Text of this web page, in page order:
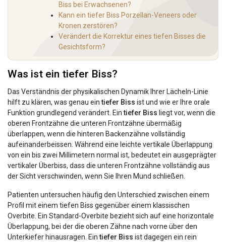
Biss bei Erwachsenen?
Kann ein tiefer Biss Porzellan-Veneers oder
Kronen zerstören?
Verändert die Korrektur eines tiefen Bisses die
Gesichtsform?
Was ist ein tiefer Biss?
Das Verständnis der physikalischen Dynamik Ihrer Lächeln-Linie
hilft zu klären, was genau eintiefer Biss ist und wie er Ihre orale
Funktion grundlegend verändert. Eintiefer Biss liegt vor, wenn die
oberen Frontzähne die unteren Frontzähne übermäßig
überlappen, wenn die hinteren Backenzähne vollständig
aufeinanderbeissen. Während eine leichte vertikale Überlappung
von ein bis zwei Millimetern normal ist, bedeutet ein ausgeprägter
vertikaler Überbiss, dass die unteren Frontzähne vollständig aus
der Sicht verschwinden, wenn Sie Ihren Mund schließen.
Patienten untersuchen häufig den Unterschied zwischen einem
Profil mit einem tiefen Biss gegenüber einem klassischen
Overbite. Ein Standard-Overbite bezieht sich auf eine horizontale
Überlappung, bei der die oberen Zähne nach vorne über den
Unterkiefer hinausragen. Eintiefer Biss ist dagegen ein rein